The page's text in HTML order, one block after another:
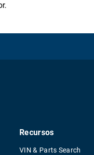
Recursos
VIN & Parts Search